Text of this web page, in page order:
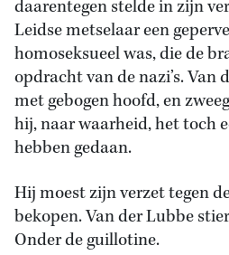
daarentegen stelde in zijn
Leidse metselaar een
homoseksueel was, die de
opdracht van de nazi’s. Van
met gebogen hoofd, en
hij, naar waarheid, het toch
hebben gedaan.
Hij moest zijn verzet tegen de
bekopen. Van der Lubbe
Onder de guillotine.